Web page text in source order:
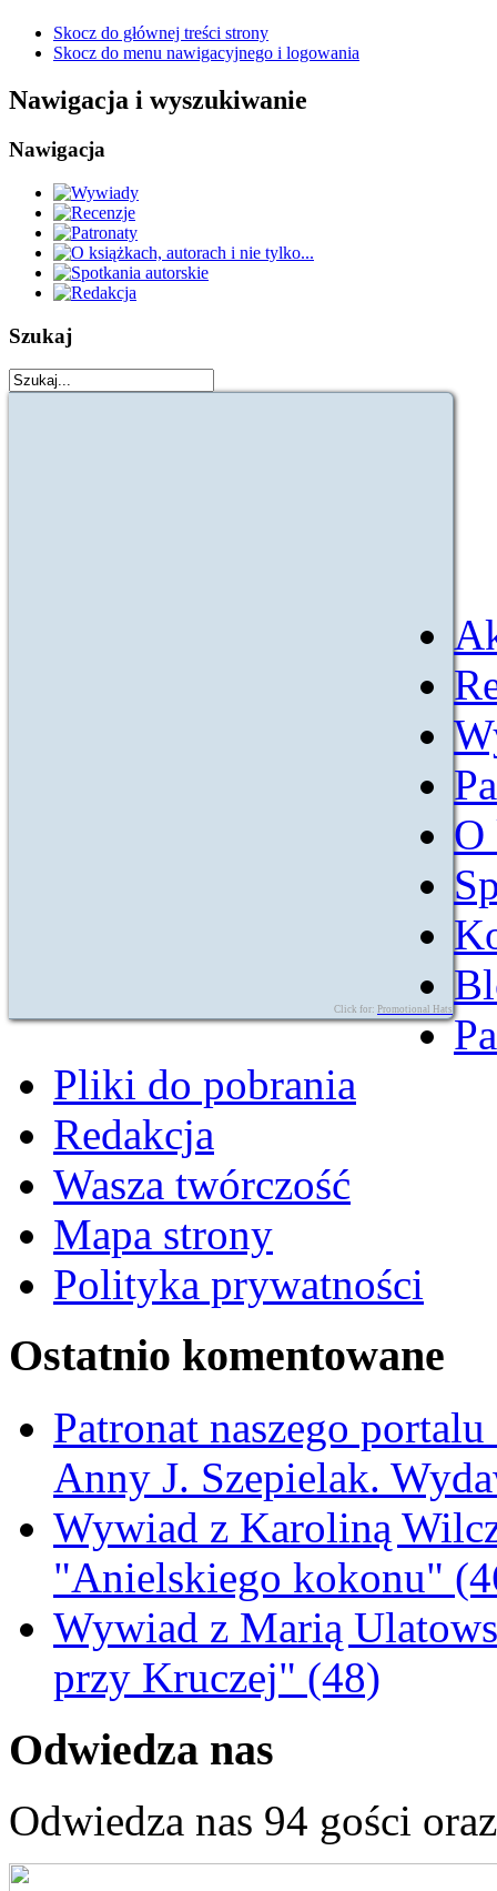
Skocz do głównej treści strony
Skocz do menu nawigacyjnego i logowania
Nawigacja i wyszukiwanie
Nawigacja
Szukaj
Click for: Promotional Hats
O
Pliki do pobrania
Redakcja
Wasza twórczość
Mapa strony
Polityka prywatności
Ostatnio komentowane
Patronat naszego
Anny J. Szepielak.
Wywiad z Karoliną
"Anielskiego kokonu"
Wywiad z Marią
przy Kruczej" (48)
Odwiedza nas
Odwiedza nas 94 gości